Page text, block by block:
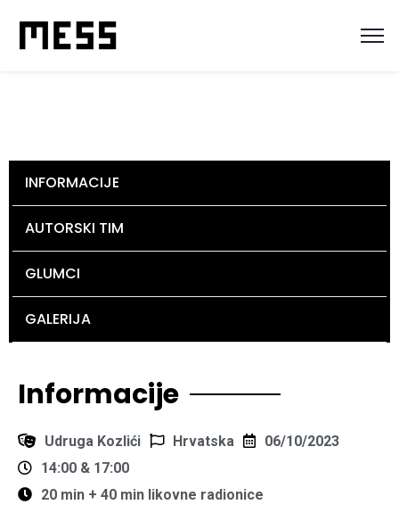
INFORMACIJE
AUTORSKI TIM
GLUMCI
GALERIJA
Informacije
Udruga Kozlići Hrvatska
06/10/2023
14:00 & 17:00
20 min + 40 min likovne radionice